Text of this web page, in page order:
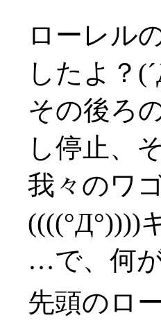
ローレル
したよ？
その後ろ
し停止、
我々のワ
((((°Д°))))
…で、何
先頭のロ